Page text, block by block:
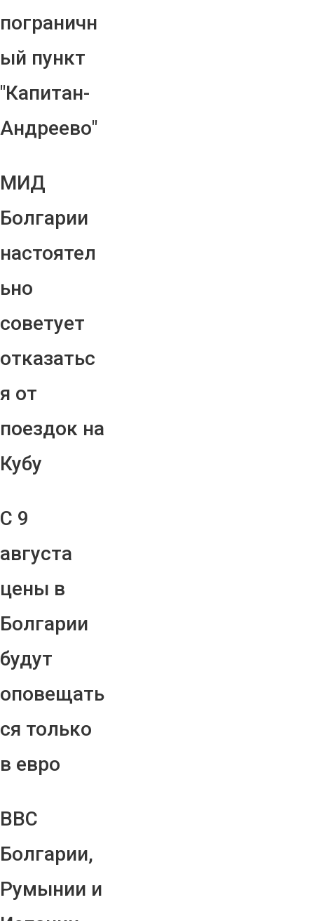
пограничн
ый пункт
"Капитан-
Андреево"
МИД
Болгарии
настоятел
ьно
советует
отказатьс
я от
поездок на
Кубу
С 9
августа
цены в
Болгарии
будут
оповещать
ся только
в евро
ВВС
Болгарии,
Румынии и